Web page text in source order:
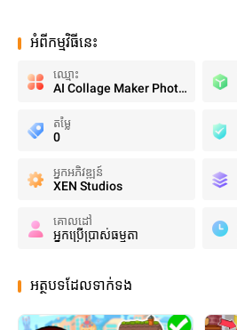
អំពីកម្មវិធីនេះ
ឈ្មោះ
AI Collage Maker Photo Editor
តម្លៃ
0
អ្នកអភិវឌ្ឍន៍
XEN Studios
គោលដៅ
អ្នកប្រើប្រាស់ធម្មតា
អត្ថបទដែលទាក់ទង